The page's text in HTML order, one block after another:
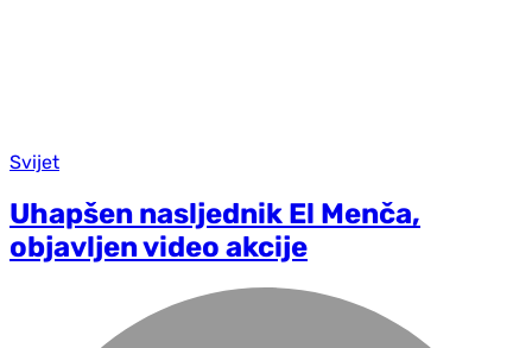
Svijet
Uhapšen nasljednik El Menča,
objavljen video akcije